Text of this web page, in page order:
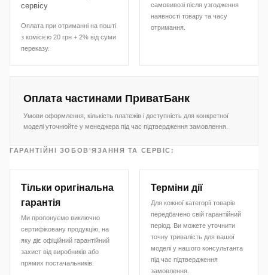
сервісу
Оплата при отриманні на пошті
з комісією 20 грн + 2% від суми
переказу.
самовивозі після узгодження
наявності товару та часу
отримання.
Оплата частинами ПриватБанк
Умови оформлення, кількість платежів і доступність для конкретної
моделі уточнюйте у менеджера під час підтвердження замовлення.
ГАРАНТІЙНІ ЗОБОВ'ЯЗАННЯ ТА СЕРВІС:
Тільки оригінальна
гарантія
Ми пропонуємо виключно
сертифіковану продукцію, на
яку діє офіційний гарантійний
захист від виробників або
прямих постачальників.
Терміни дії
Для кожної категорії товарів
передбачено свій гарантійний
період. Ви можете уточнити
точну тривалість для вашої
моделі у нашого консультанта
під час підтвердження
замовлення.